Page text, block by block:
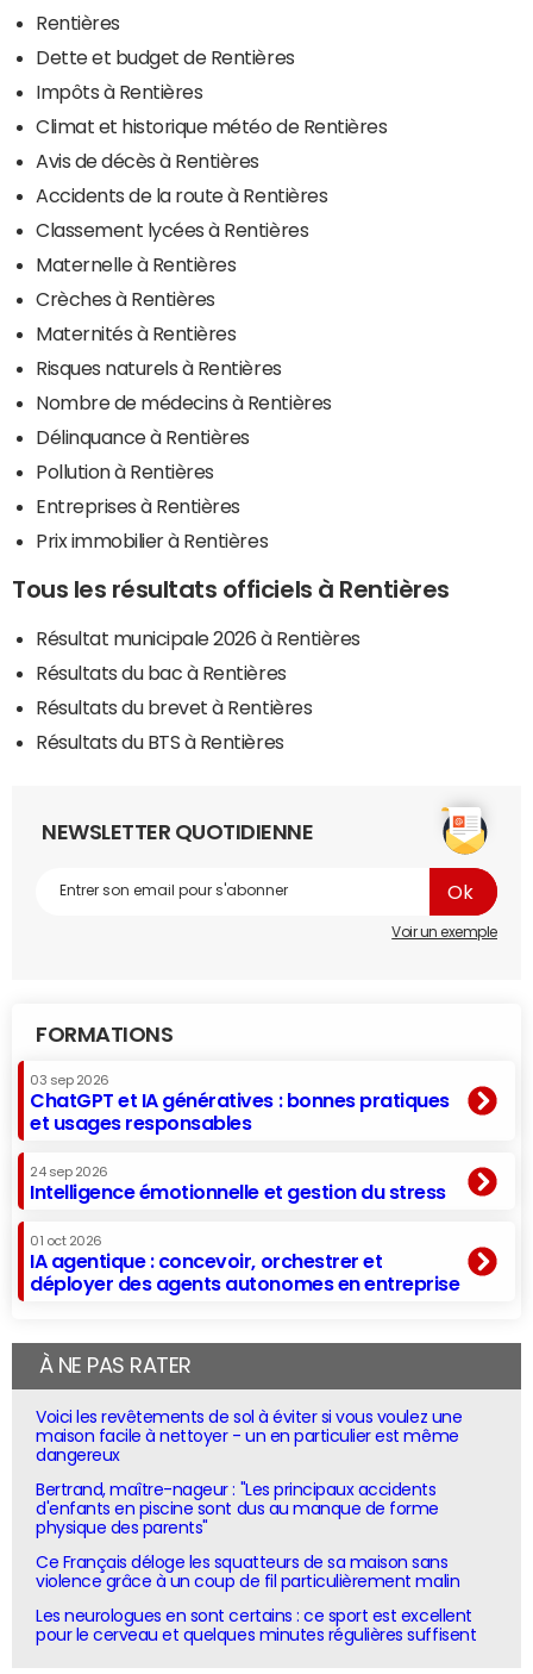
Rentières
Dette et budget de Rentières
Impôts à Rentières
Climat et historique météo de Rentières
Avis de décès à Rentières
Accidents de la route à Rentières
Classement lycées à Rentières
Maternelle à Rentières
Crèches à Rentières
Maternités à Rentières
Risques naturels à Rentières
Nombre de médecins à Rentières
Délinquance à Rentières
Pollution à Rentières
Entreprises à Rentières
Prix immobilier à Rentières
Tous les résultats officiels à Rentières
Résultat municipale 2026 à Rentières
Résultats du bac à Rentières
Résultats du brevet à Rentières
Résultats du BTS à Rentières
NEWSLETTER QUOTIDIENNE
Voir un exemple
FORMATIONS
03 sep 2026
ChatGPT et IA génératives : bonnes pratiques
et usages responsables
24 sep 2026
Intelligence émotionnelle et gestion du stress
01 oct 2026
IA agentique : concevoir, orchestrer et
déployer des agents autonomes en entreprise
À NE PAS RATER
Voici les revêtements de sol à éviter si vous voulez une
maison facile à nettoyer - un en particulier est même
dangereux
Bertrand, maître-nageur : "Les principaux accidents
d'enfants en piscine sont dus au manque de forme
physique des parents"
Ce Français déloge les squatteurs de sa maison sans
violence grâce à un coup de fil particulièrement malin
Les neurologues en sont certains : ce sport est excellent
pour le cerveau et quelques minutes régulières suffisent